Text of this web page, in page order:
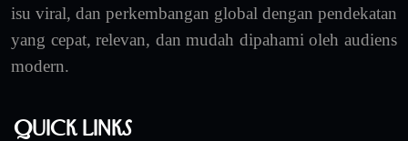
isu viral, dan perkembangan global dengan pendekatan
yang cepat, relevan, dan mudah dipahami oleh audiens
modern.
Quick Links